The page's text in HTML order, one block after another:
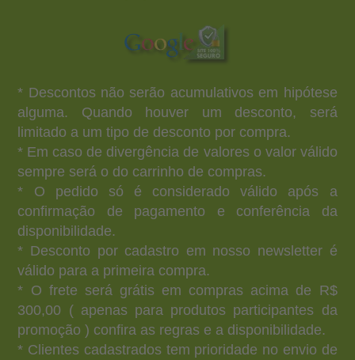
* Descontos não serão acumulativos em hipótese
alguma. Quando houver um desconto, será
limitado a um tipo de desconto por compra.
* Em caso de divergência de valores o valor válido
sempre será o do carrinho de compras.
* O pedido só é considerado válido após a
confirmação de pagamento e conferência da
disponibilidade.
* Desconto por cadastro em nosso newsletter é
válido para a primeira compra.
* O frete será grátis em compras acima de R$
300,00 ( apenas para produtos participantes da
promoção ) confira as regras e a disponibilidade.
* Clientes cadastrados tem prioridade no envio de